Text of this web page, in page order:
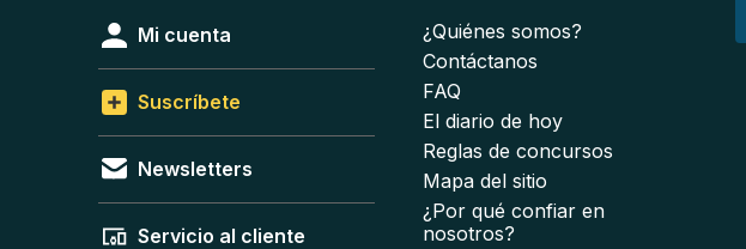
Mi cuenta
Suscríbete
Newsletters
Servicio al cliente
¿Quiénes somos?
Contáctanos
FAQ
El diario de hoy
Reglas de concursos
Mapa del sitio
¿Por qué confiar en
nosotros?